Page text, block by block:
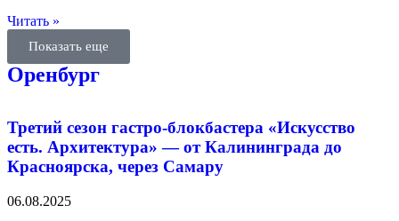
Читать »
Показать еще
Оренбург
Третий сезон гастро-блокбастера «Искусство
есть. Архитектура» — от Калининграда до
Красноярска, через Самару
06.08.2025